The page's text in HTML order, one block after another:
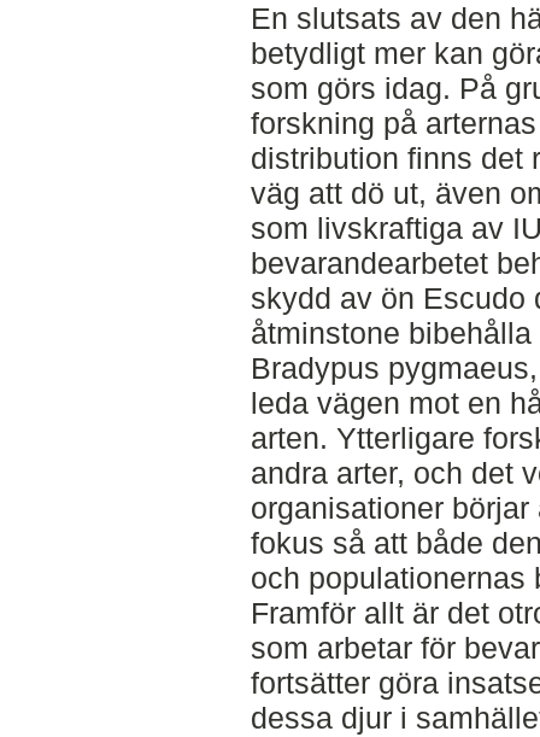
En slutsats av den
betydligt mer kan
som görs idag. På
forskning på
distribution finns det
väg att dö ut, även
som livskraftiga av
bevarandearbetet
skydd av ön Escudo
åtminstone
Bradypus
leda vägen mot en
arten. Ytterligare
andra arter, och det
organisationer
fokus så att både
och populationernas
Framför allt är det
som arbetar för
fortsätter göra
dessa djur i